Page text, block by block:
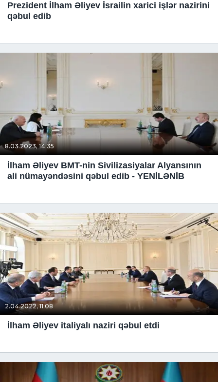
Prezident İlham Əliyev İsrailin xarici işlər nazirini
qəbul edib
8.03.2023, 14:35
İlham Əliyev BMT-nin Sivilizasiyalar Alyansının
ali nümayəndəsini qəbul edib - YENİLƏNİB
2.04.2022, 11:08
İlham Əliyev italiyalı naziri qəbul etdi